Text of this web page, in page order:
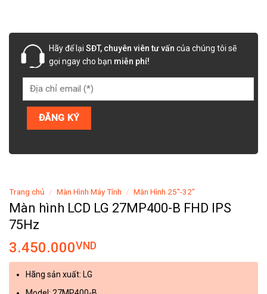
Hãy để lại SĐT, chuyên viên tư vấn của chúng tôi sẽ
gọi ngay cho bạn miễn phí!
Trang chủ / Màn Hình Máy Tính / Màn Hình 25"-32"
Màn hình LCD LG 27MP400-B FHD IPS
75Hz
3.450.000VND
Hãng sản xuất: LG